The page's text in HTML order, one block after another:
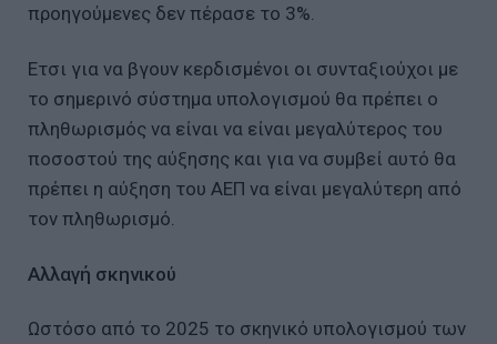
προηγούμενες δεν πέρασε το 3%.
Ετσι για να βγουν κερδισμένοι οι συνταξιούχοι με
το σημερινό σύστημα υπολογισμού θα πρέπει ο
πληθωρισμός να είναι να είναι μεγαλύτερος του
ποσοστού της αύξησης και για να συμβεί αυτό θα
πρέπει η αύξηση του ΑΕΠ να είναι μεγαλύτερη από
τον πληθωρισμό.
Αλλαγή σκηνικού
Ωστόσο από το 2025 το σκηνικό υπολογισμού των